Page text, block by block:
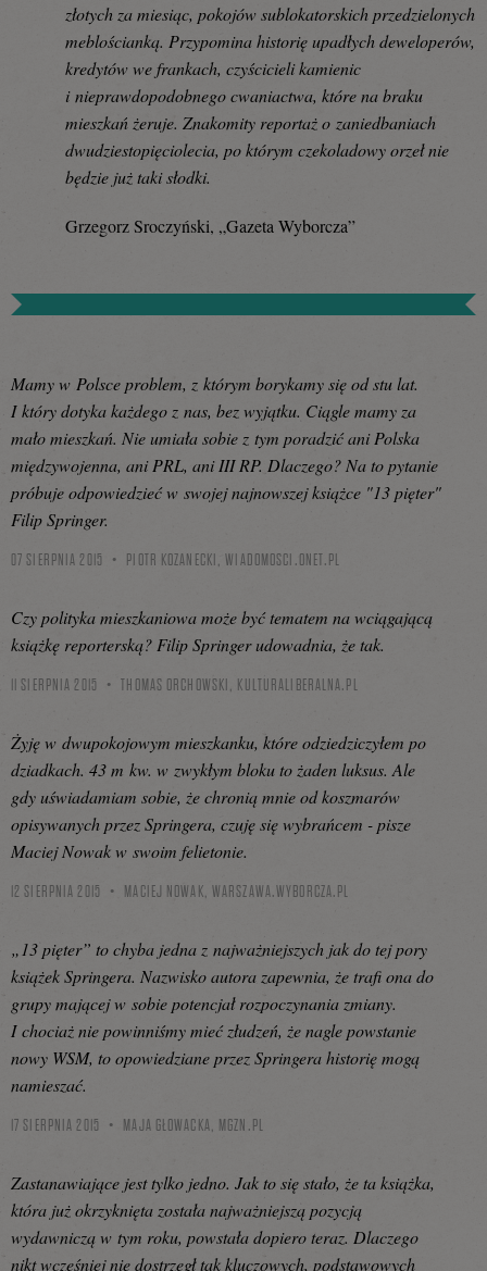
złotych za miesiąc, pokojów sublokatorskich przedzielonych
meblościanką. Przypomina historię upadłych deweloperów,
kredytów we frankach, czyścicieli kamienic
i nieprawdopodobnego cwaniactwa, które na braku
mieszkań żeruje. Znakomity reportaż o zaniedbaniach
dwudziestopięciolecia, po którym czekoladowy orzeł nie
będzie już taki słodki.
Grzegorz Sroczyński, „Gazeta Wyborcza”
Mamy w Polsce problem, z którym borykamy się od stu lat.
I który dotyka każdego z nas, bez wyjątku. Ciągle mamy za
mało mieszkań. Nie umiała sobie z tym poradzić ani Polska
międzywojenna, ani PRL, ani III RP. Dlaczego? Na to pytanie
próbuje odpowiedzieć w swojej najnowszej książce "13 pięter"
Filip Springer.
07 SIERPNIA 2015 PIOTR KOZANECKI,WIADOMOSCI.ONET.PL
Czy polityka mieszkaniowa może być tematem na wciągającą
książkę reporterską? Filip Springer udowadnia, że tak.
11 SIERPNIA 2015 THOMAS ORCHOWSKI, KULTURALIBERALNA.PL
Żyję w dwupokojowym mieszkanku, które odziedziczyłem po
dziadkach. 43 m kw. w zwykłym bloku to żaden luksus. Ale
gdy uświadamiam sobie, że chronią mnie od koszmarów
opisywanych przez Springera, czuję się wybrańcem - pisze
Maciej Nowak w swoim felietonie.
12 SIERPNIA 2015 MACIEJ NOWAK, WARSZAWA.WYBORCZA.PL
„13 pięter” to chyba jedna z najważniejszych jak do tej pory
książek Springera. Nazwisko autora zapewnia, że trafi ona do
grupy mającej w sobie potencjał rozpoczynania zmiany.
I chociaż nie powinniśmy mieć złudzeń, że nagle powstanie
nowy WSM, to opowiedziane przez Springera historię mogą
namieszać.
17 SIERPNIA 2015 MAJA GŁOWACKA, MGZN.PL
Zastanawiające jest tylko jedno. Jak to się stało, że ta książka,
która już okrzyknięta została najważniejszą pozycją
wydawniczą w tym roku, powstała dopiero teraz. Dlaczego
nikt wcześniej nie dostrzegł tak kluczowych, podstawowych